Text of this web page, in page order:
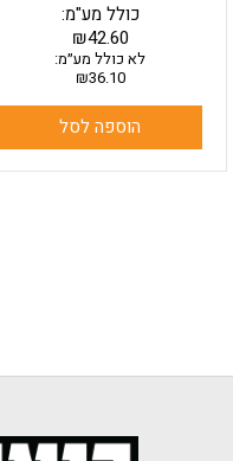
₪42.60
כולל מע"מ:
לא כולל מע״מ:
₪36.10
הוספה לסל